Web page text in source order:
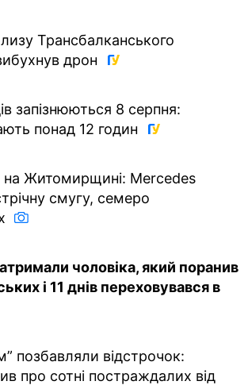
Трансбалканського
дрон
запізнюються 8 серпня:
понад 12 годин
на Житомирщині: Mercedes
смугу, семеро
чоловіка, який поранив
і 11 днів переховувався в
позбавляли відстрочок:
про сотні постраждалих від